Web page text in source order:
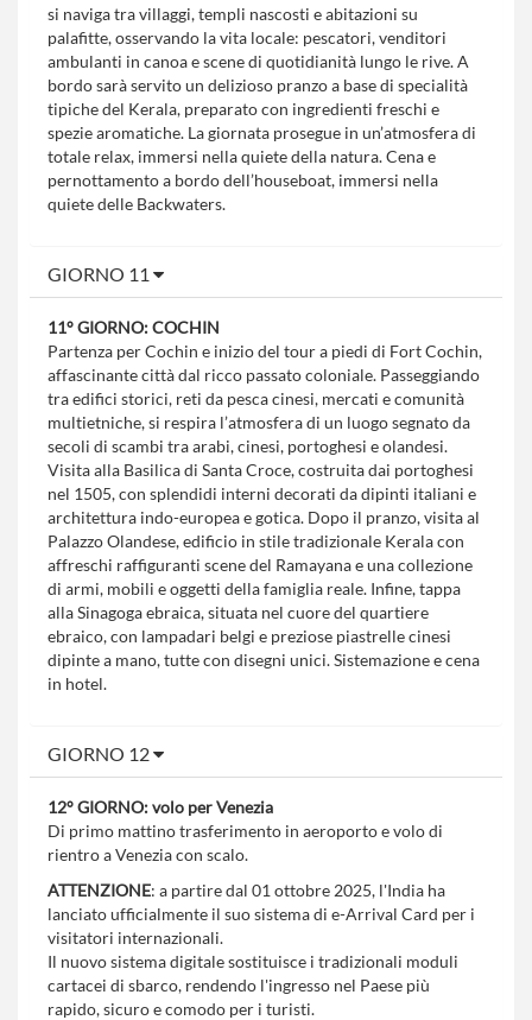
si naviga tra villaggi, templi nascosti e abitazioni su
palafitte, osservando la vita locale: pescatori, venditori
ambulanti in canoa e scene di quotidianità lungo le rive. A
bordo sarà servito un delizioso pranzo a base di specialità
tipiche del Kerala, preparato con ingredienti freschi e
spezie aromatiche. La giornata prosegue in un’atmosfera di
totale relax, immersi nella quiete della natura. Cena e
pernottamento a bordo dell’houseboat, immersi nella
quiete delle Backwaters.
GIORNO 11
11° GIORNO: COCHIN
Partenza per Cochin e inizio del tour a piedi di Fort Cochin,
affascinante città dal ricco passato coloniale. Passeggiando
tra edifici storici, reti da pesca cinesi, mercati e comunità
multietniche, si respira l’atmosfera di un luogo segnato da
secoli di scambi tra arabi, cinesi, portoghesi e olandesi.
Visita alla Basilica di Santa Croce, costruita dai portoghesi
nel 1505, con splendidi interni decorati da dipinti italiani e
architettura indo-europea e gotica. Dopo il pranzo, visita al
Palazzo Olandese, edificio in stile tradizionale Kerala con
affreschi raffiguranti scene del Ramayana e una collezione
di armi, mobili e oggetti della famiglia reale. Infine, tappa
alla Sinagoga ebraica, situata nel cuore del quartiere
ebraico, con lampadari belgi e preziose piastrelle cinesi
dipinte a mano, tutte con disegni unici. Sistemazione e cena
in hotel.
GIORNO 12
12° GIORNO: volo per Venezia
Di primo mattino trasferimento in aeroporto e volo di
rientro a Venezia con scalo.
ATTENZIONE: a partire dal 01 ottobre 2025, l'India ha
lanciato ufficialmente il suo sistema di e-Arrival Card per i
visitatori internazionali.
Il nuovo sistema digitale sostituisce i tradizionali moduli
cartacei di sbarco, rendendo l'ingresso nel Paese più
rapido, sicuro e comodo per i turisti.